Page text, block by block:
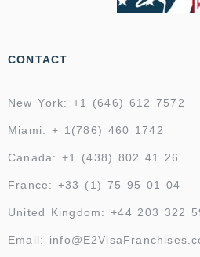
CONTACT
New York: +1 (646) 612 7572
Miami: + 1(786) 460 1742
Canada: +1 (438) 802 41 26
France: +33 (1) 75 95 01 04
United Kingdom: +44 203 322
Email: